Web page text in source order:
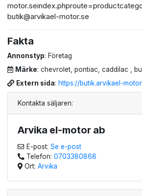
Kontakta säljaren:
Arvika el-motor ab
E-post: Se e-post
Telefon: 0703380868
Ort: Arvika
butik@arvikael-motor.se
Fakta
Annonstyp: Företag
Märke: chevrolet, pontiac, caddilac ,
Extern sida: https://butik.arvikael-